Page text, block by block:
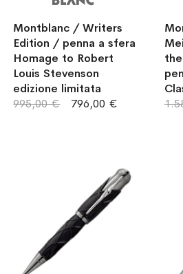
Montblanc / Writers
Edition / penna a sfera
Homage to Robert
Louis Stevenson
edizione limitata
796,00 €
995,00 €